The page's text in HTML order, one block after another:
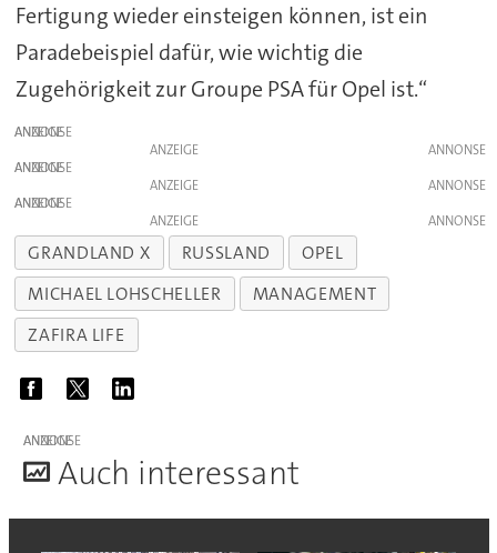
Fertigung wieder einsteigen können, ist ein
Paradebeispiel dafür, wie wichtig die
Zugehörigkeit zur Groupe PSA für Opel ist.“
ANZEIGE
ANZEIGE
ANZEIGE
ANZEIGE
ANZEIGE
ANZEIGE
GRANDLAND X RUSSLAND
OPEL
MICHAEL LOHSCHELLER
MANAGEMENT
ZAFIRA LIFE
ANZEIGE
Auch interessant